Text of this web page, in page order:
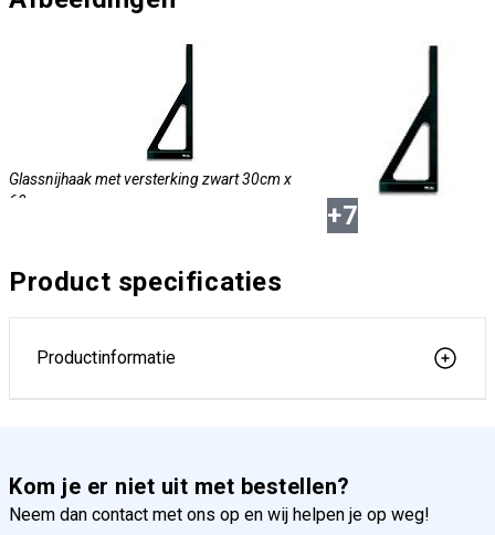
Glassnijhaak met versterking zwart 30cm x
60cm
Glassnijhaak met versterking zwart 40cm x
+7
Product specificaties
Productinformatie
Kom je er niet uit met bestellen?
Neem dan contact met ons op en wij helpen je op weg!